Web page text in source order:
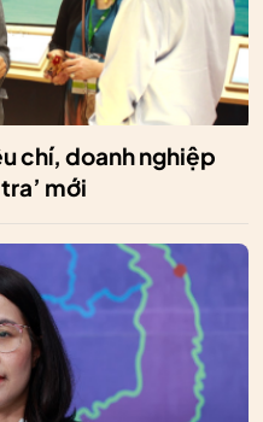
chí, doanh nghiệp
mới